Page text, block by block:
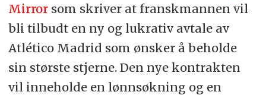
Mirrorsom skriver at franskmannen vil
bli tilbudt en ny og lukrativ avtale av
Atlético Madrid som ønsker å beholde
sin største stjerne. Den nye kontrakten
vil inneholde en lønnsøkning og en